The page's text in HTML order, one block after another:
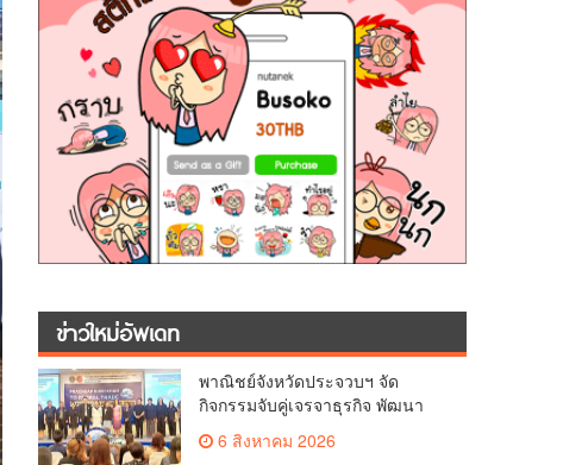
ข่าวใหม่อัพเดท
พาณิชย์จังหวัดประจวบฯ จัด
กิจกรรมจับคู่เจรจาธุรกิจ พัฒนา
ศักยภาพ ผู้ประกอบการ ขยายช่อง
ทางการค้า สู่การค้าระหว่าง
6 สิงหาคม 2026